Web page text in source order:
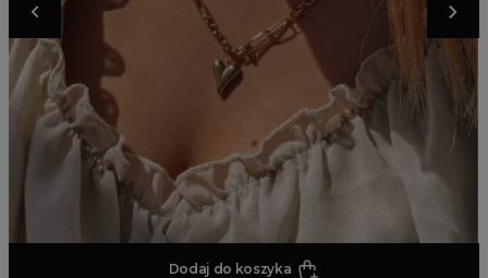
Dodaj do koszyka